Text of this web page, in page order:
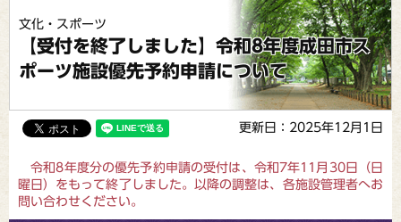
文化・スポーツ
【受付を終了しました】令和8年度成田市ス
ポーツ施設優先予約申請について
更新日：2025年12月1日
令和8年度分の優先予約申請の受付は、令和7年11月30日（日
曜日）をもって終了しました。以降の調整は、各施設管理者へお
問い合わせください。